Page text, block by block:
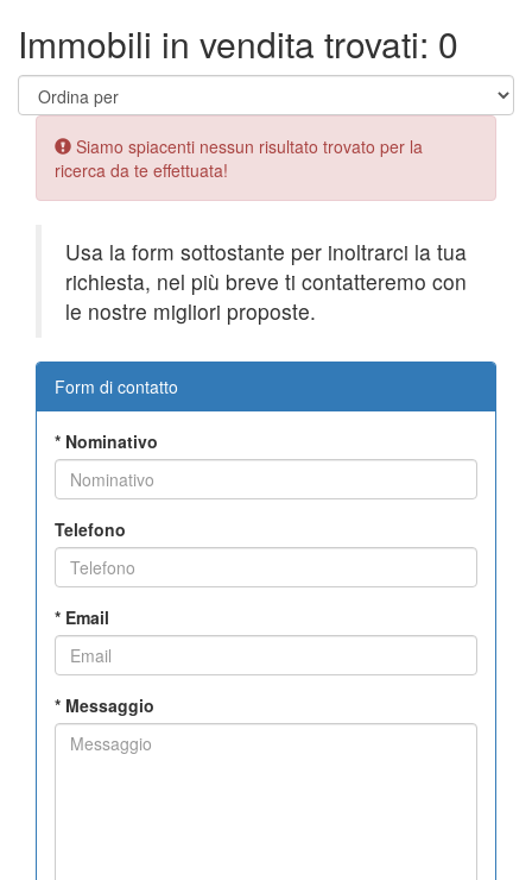
Immobili in vendita trovati: 0
Error:
Siamo spiacenti nessun risultato trovato per la
ricerca da te effettuata!
Usa la form sottostante per inoltrarci la tua
richiesta, nel più breve ti contatteremo con
le nostre migliori proposte.
Form di contatto
* Nominativo
Telefono
* Email
* Messaggio